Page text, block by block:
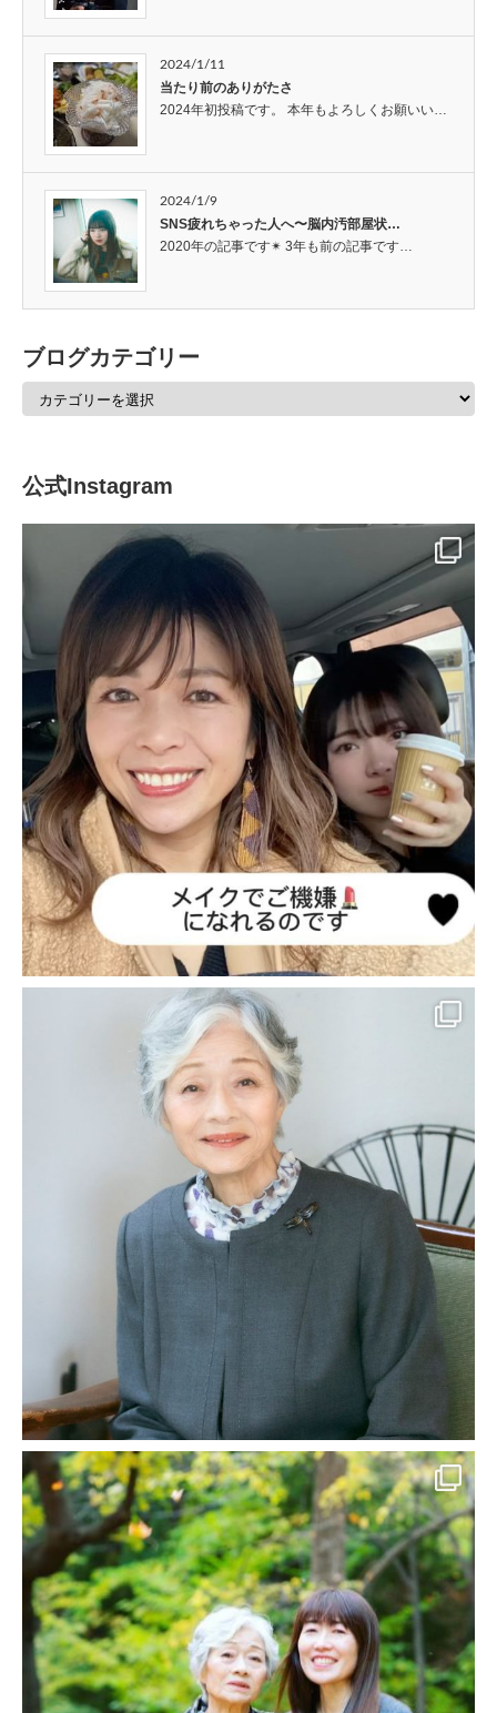
2024/1/11
当たり前のありがたさ
2024年初投稿です。 本年もよろしくお願いい…
2024/1/9
SNS疲れちゃった人へ〜脳内汚部屋状…
2020年の記事です✴︎ 3年も前の記事です…
ブログカテゴリー
公式Instagram